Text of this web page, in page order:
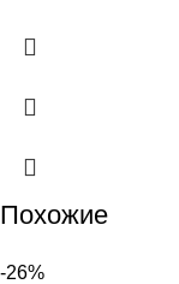
Похожие
-26%